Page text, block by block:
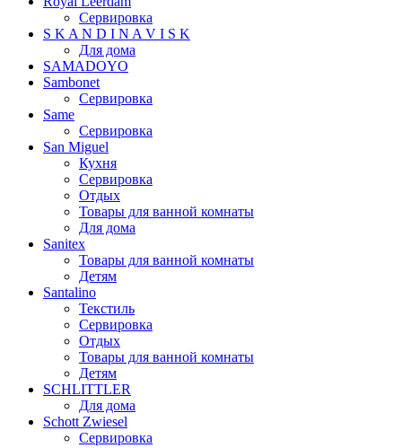
Сервировка
S K A N D I N A V I S K
Для дома
SAMADOYO
Sambonet
Сервировка
Same
Сервировка
San Miguel
Кухня
Сервировка
Отдых
Товары для ванной комнаты
Для дома
Sanitex
Товары для ванной комнаты
Детям
Santalino
Текстиль
Сервировка
Отдых
Товары для ванной комнаты
Детям
SCHLITTLER
Для дома
Schott Zwiesel
Сервировка